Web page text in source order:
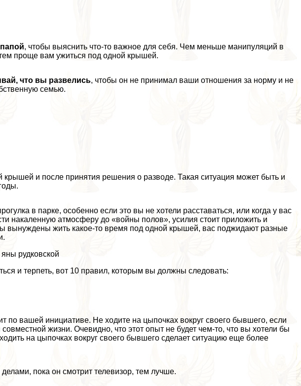
, чтобы выяснить что-то важное для себя. Чем меньше манипуляций в
проще вам ужиться под одной крышей.
что вы развелись, чтобы он не принимал ваши отношения за норму и не
семью.
и после принятия решения о разводе. Такая ситуация может быть и
в парке, особенно если это вы не хотели расставаться, или когда у вас
накаленную атмосферу до «войны полов», усилия стоит приложить и
вынуждены жить какое-то время под одной крышей, вас поджидают разные
рудковской
и терпеть, вот 10 правил, которым вы должны следовать:
по вашей инициативе. Не ходите на цыпочках вокруг своего бывшего, если
жизни. Очевидно, что этот опыт не будет чем-то, что вы хотели бы
на цыпочках вокруг своего бывшего сделает ситуацию еще более
пока он смотрит телевизор, тем лучше.